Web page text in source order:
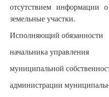
отсутствием информации
земельные участки.
Исполняющий обязанности
начальника управления
муниципальной
администрации